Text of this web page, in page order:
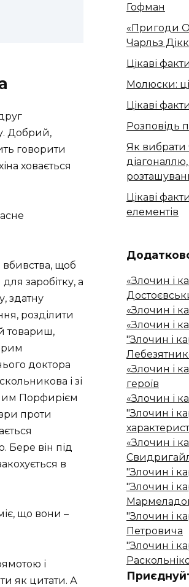
Добрий,
говорити
ховається
вбивства, щоб
заробітку, а
здатну
розділити
товариш,
доктора
і зі
Порфирієм
проти
Бере він під
в
що вони –
і
як цитати. А
Гофман
«Пригоди
Чарльз
Цікаві
Молюски:
Цікаві
Розповідь
Як вибрати
Цікаві
елементів
«Злочин і
«Злочин і
«Злочин і
"Злочин і
«Злочин і
героїв
«Злочин і
"Злочин і
«Злочин і
"Злочин і
"Злочин і
"Злочин і
Петровича
"Злочин і